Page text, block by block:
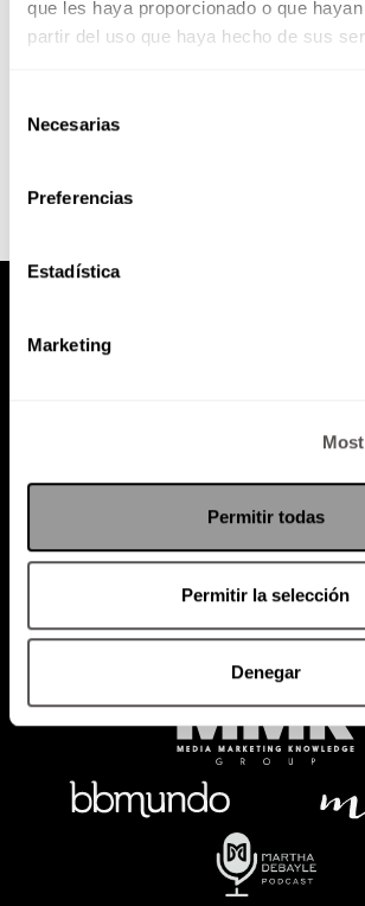
que les haya proporcionado o que
partir del uso que haya hecho de sus
Necesarias
Preferencias
Estadística
Marketing
Permitir todas
Permitir la selección
Denegar
siendo el segundo país
homofóbico en AL.
Política de Privacidad
PODCAST RADIO MARTHA
SACA TU ID